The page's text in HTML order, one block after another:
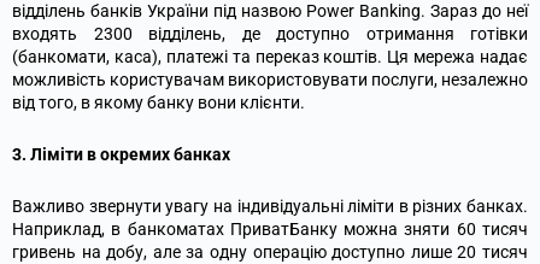
відділень банків України під назвою Power Banking. Зараз до неї
входять 2300 відділень, де доступно отримання готівки
(банкомати, каса), платежі та переказ коштів. Ця мережа надає
можливість користувачам використовувати послуги, незалежно
від того, в якому банку вони клієнти.
3. Ліміти в окремих банках
Важливо звернути увагу на індивідуальні ліміти в різних банках.
Наприклад, в банкоматах ПриватБанку можна зняти 60 тисяч
гривень на добу, але за одну операцію доступно лише 20 тисяч